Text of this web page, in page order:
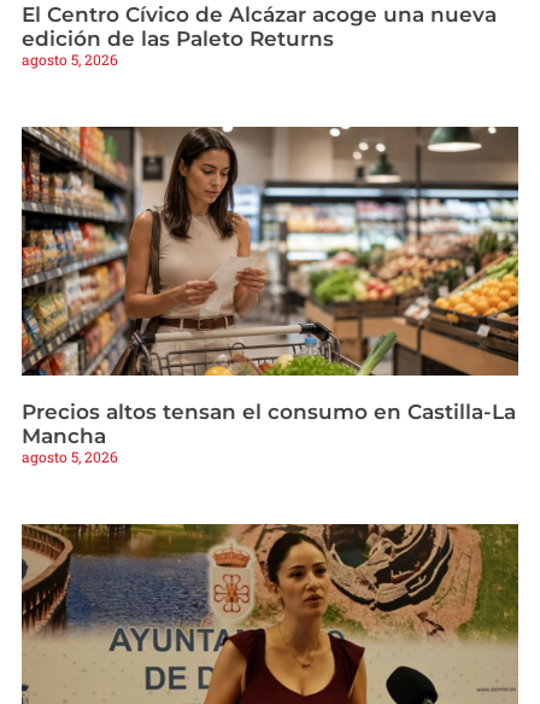
El Centro Cívico de Alcázar acoge una nueva
edición de las Paleto Returns
agosto 5, 2026
Precios altos tensan el consumo en Castilla-La
Mancha
agosto 5, 2026